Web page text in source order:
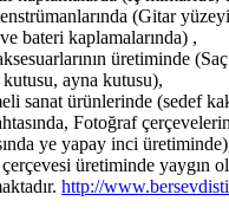
(Gitar
bateri kaplamalarında) ,
üretiminde
ayna kutusu),
sanat ürünlerinde (sedef
Fotoğraf
ye yapay inci
üretiminde yaygın
http://